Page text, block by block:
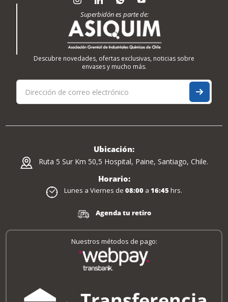
Superbidón es parte de:
Descubre novedades, ofertas exclusivas, noticias sobre
envases y mucho más.
Ubicación:
Ruta 5 Sur Km 50,5 Hospital, Paine, Santiago, Chile.
Horario:
Lunes a Viernes de 08:00 a 16:45 hrs.
Agenda tu retiro
Nuestros métodos de pago: